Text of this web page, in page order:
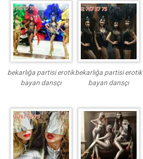
bekarlığa partisi erotik
bayan dansçı
bekarlığa partisi erotik
bayan dansçı